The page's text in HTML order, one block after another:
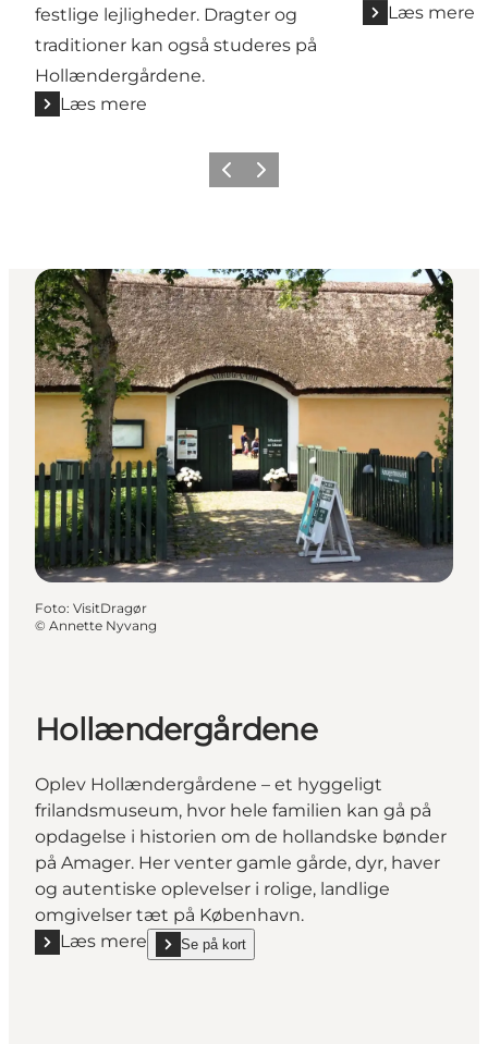
festlige lejligheder. Dragter og
traditioner kan også studeres på
Hollændergårdene.
Læs mere
Læs mere
Forrige billede
Næste billede
Foto: VisitDragør
© Annette Nyvang
Hollændergårdene
Oplev Hollændergårdene – et hyggeligt
frilandsmuseum, hvor hele familien kan gå på
opdagelse i historien om de hollandske bønder
på Amager. Her venter gamle gårde, dyr, haver
og autentiske oplevelser i rolige, landlige
omgivelser tæt på København.
Læs mere
Læs mere "Hollændergårdene"
Se på kort
show Hollændergårdene on_map